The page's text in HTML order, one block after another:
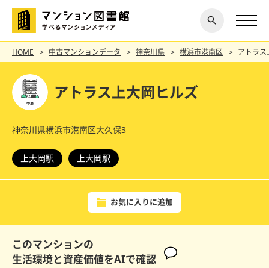
探す
閉じ
る
HOME 中古マンションデータ 神奈川県 横浜市港南区 アトラ
アトラス上大岡ヒルズ
神奈川県横浜市港南区大久保3
上大岡駅 上大岡駅
お気に入りに追加
このマンションの
生活環境と資産価値をAIで確認